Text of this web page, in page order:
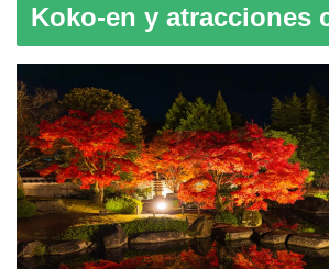
Koko-en y atracciones